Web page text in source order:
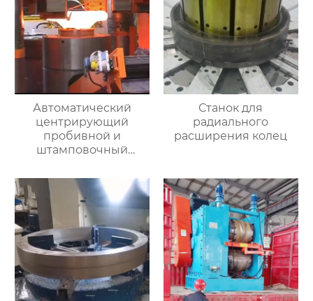
Автоматический
центрирующий
пробивной и
штамповочный
пресс
Станок для
радиального
расширения колец